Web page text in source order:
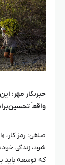
خبرنگار مهر: این
واقعاً
صلغی: رمز کار،
شود، زندگی
که توسعه باید با